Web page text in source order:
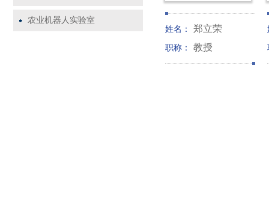
农业机器人实验室
姓名： 郑立荣
职称： 教授